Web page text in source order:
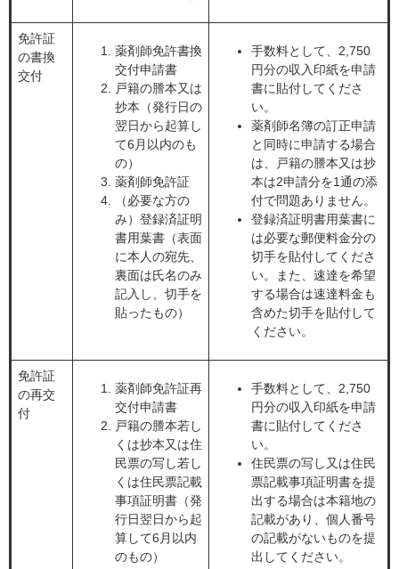
免許証
の書換
交付
薬剤師免許書換
交付申請書
戸籍の謄本又は
抄本（発行日の
翌日から起算し
て6月以内のも
の）
薬剤師免許証
（必要な方の
み）登録済証明
書用葉書（表面
に本人の宛先、
裏面は氏名のみ
記入し、切手を
貼ったもの）
手数料として、2,750
円分の収入印紙を申請
書に貼付してくださ
い。
薬剤師名簿の訂正申請
と同時に申請する場合
は、戸籍の謄本又は抄
本は2申請分を1通の添
付で問題ありません。
登録済証明書用葉書に
は必要な郵便料金分の
切手を貼付してくださ
い。また、速達を希望
する場合は速達料金も
含めた切手を貼付して
ください。
免許証
の再交
付
薬剤師免許証再
交付申請書
戸籍の謄本若し
くは抄本又は住
民票の写し若し
くは住民票記載
事項証明書（発
行日翌日から起
算して6月以内
のもの）
手数料として、2,750
円分の収入印紙を申請
書に貼付してくださ
い。
住民票の写し又は住民
票記載事項証明書を提
出する場合は本籍地の
記載があり、個人番号
の記載がないものを提
出してください。